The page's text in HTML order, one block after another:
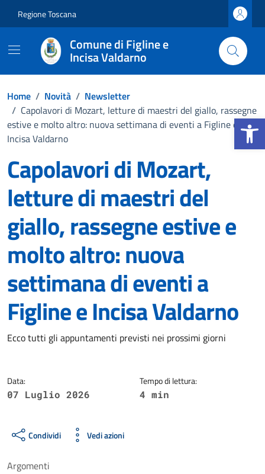
Apri la
Regione Toscana
Comune di Figline e
Incisa Valdarno
Home / Novità / Newsletter
/ Capolavori di Mozart, letture di maestri del giallo, rassegne
estive e molto altro: nuova settimana di eventi a Figline e
Incisa Valdarno
Capolavori di Mozart,
letture di maestri del
giallo, rassegne estive e
molto altro: nuova
settimana di eventi a
Figline e Incisa Valdarno
Dettagli della notizia
Ecco tutti gli appuntamenti previsti nei prossimi giorni
Data:
07 Luglio 2026
Tempo di lettura:
4 min
Condividi Vedi azioni
Argomenti